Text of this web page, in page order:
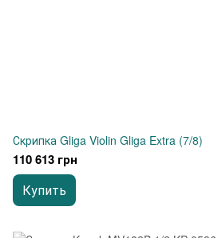
Скрипка Gliga Violin Gliga Extra (7/8)
110 613 грн
Купить